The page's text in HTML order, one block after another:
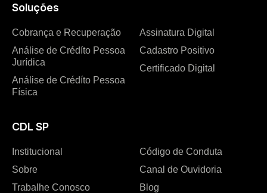
Soluções
Cobrança e Recuperação
Análise de Crédíto Pessoa
Jurídica
Análise de Crédíto Pessoa
Física
Assinatura Digital
Cadastro Positivo
Certificado Digital
CDL SP
Institucional
Sobre
Trabalhe Conosco
Código de Conduta
Canal de Ouvidoria
Blog